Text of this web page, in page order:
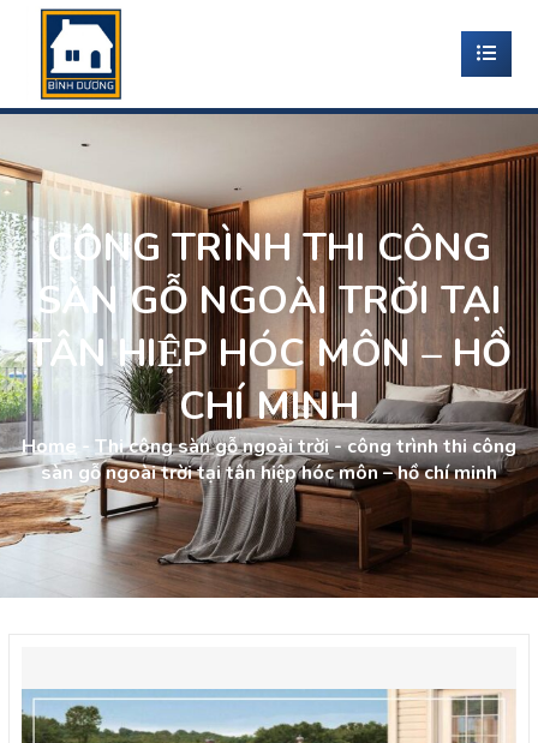
CÔNG TRÌNH THI CÔNG
SÀN GỖ NGOÀI TRỜI TẠI
TÂN HIỆP HÓC MÔN – HỒ
CHÍ MINH
Home - Thi công sàn gỗ ngoài trời-công trình thi công
sàn gỗ ngoài trời tại tân hiệp hóc môn – hồ chí minh